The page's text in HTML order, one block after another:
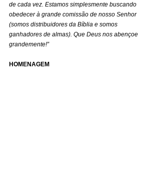
de cada vez. Estamos simplesmente buscando
obedecer à grande comissão de nosso Senhor
(somos distribuidores da Bíblia e somos
ganhadores de almas). Que Deus nos abençoe
grandemente!”
HOMENAGEM